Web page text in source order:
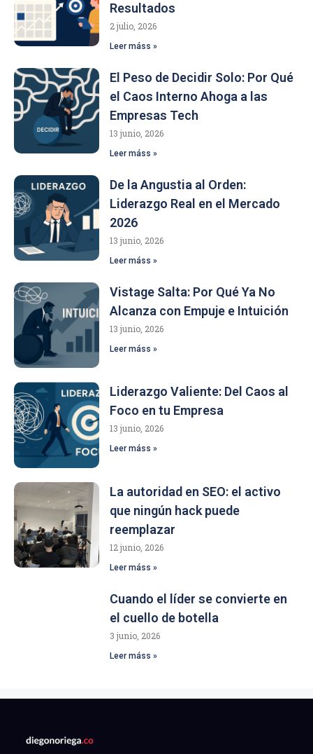
Resultados
2 julio, 2026
Leer máss »
El Peso de Decidir Solo: Por Qué
el Caos Interno Ahoga a las
Empresas Tech
13 junio, 2026
Leer máss »
De la Angustia al Orden:
Liderazgo Real en el Mercado
2026
13 junio, 2026
Leer máss »
Vistage Salta: Por Qué Ya No
Alcanza con Empuje e Intuición
13 junio, 2026
Leer máss »
Liderazgo Valiente: Del Caos al
Foco en tu Empresa
13 junio, 2026
Leer máss »
La autoridad en SEO: el activo
que ningún hack puede
reemplazar
12 junio, 2026
Leer máss »
Cuando el líder se convierte en
el cuello de botella
3 junio, 2026
Leer máss »